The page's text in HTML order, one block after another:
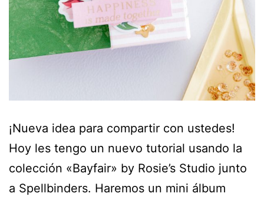
¡Nueva idea para compartir con ustedes!
Hoy les tengo un nuevo tutorial usando la
colección «Bayfair» by Rosie’s Studio junto
a Spellbinders. Haremos un mini álbum